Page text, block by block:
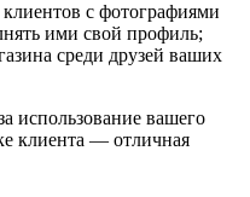
с фотографиями
ими свой профиль;
среди друзей ваших
использование вашего
клиента ― отличная